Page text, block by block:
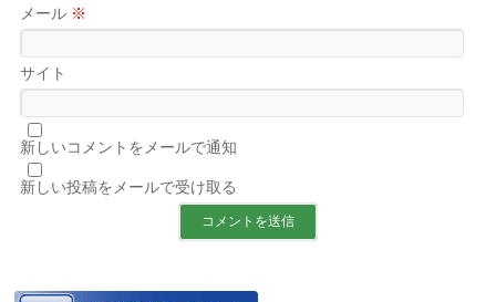
メール ※
サイト
新しいコメントをメールで通知
新しい投稿をメールで受け取る